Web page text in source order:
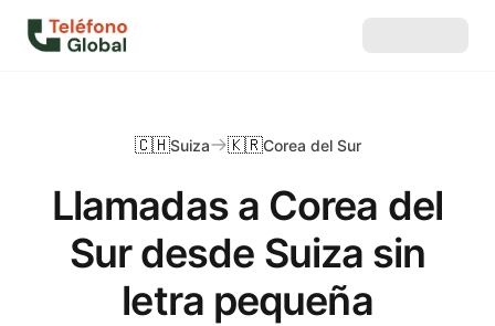
Llamadas a Corea del
Sur desde Suiza sin
letra pequeña
🇨🇭Suiza 🇰🇷Corea del Sur